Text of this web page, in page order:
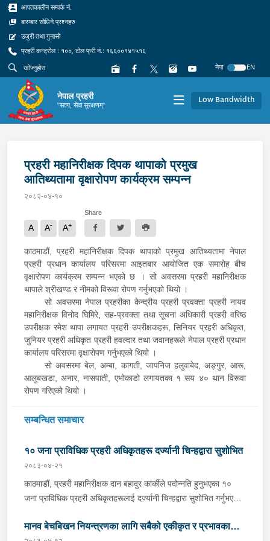
आपतकालीन सम्पर्क नं.
बारम्बार सोधिने प्रश्नहरु
उजुरी तथा गुनासो
प्रहरी कन्ट्रोल : १००, टोल फ्री नं.: १६६००१४१५१६
नेपा
EN
नेपाल प्रहरी
"सत्य, सेवा सुरक्षणम्" Low Bandwidth
प्रहरी महानिरीक्षक दिपक थापाको प्रमुख
आतिथ्यतामा वृक्षारोपण कार्यक्रम सम्पन्न
२०८२-०४-१०
A A- A+
Share
काठमाडौं, प्रहरी महानिरीक्षक दिपक थापाको प्रमुख आतिथ्यतामा नेपाल
प्रहरी प्रधान कार्यालय परिसरमा आइतबार आयोजित एक समारोह बीच
वृक्षारोपण कार्यक्रम सम्पन्न भएको छ । सो अवसरमा प्रहरी महानिरीक्षक
थापाले श्रीखण्ड र नीमको विरूवा रोपण गर्नुभएको थियो ।
सो अवसरमा नेपाल प्रहरीका केन्द्रीय प्रहरी प्रवक्ता प्रहरी नायव
महानिरीक्षक विनोद घिमिरे, सह-प्रवक्ता तथा सूचना अधिकारी प्रहरी वरिष्ठ
उपरीक्षक रमेश थापा लगायत प्रहरी उपरीक्षकहरू, सिनियर प्रहरी अधिकृत,
जुनियर प्रहरी अधिकृत प्रहरी हवल्दार तथा जवानहरूले नेपाल प्रहरी प्रधान
कार्यालय परिसरमा वृक्षारोपण गर्नुभएको थियो ।
सो अवसरमा बेल, अम्बा, कागती, जापनिज हलुवाबेद, अङ्गुर, आरू,
आलुबखडा, अनार, नासपाती, एभोकाडो लगायतका १ सय ४० थान विरूवा
रोपण गरिएको थियो ।
सम्बन्धित समाचार
१० जना प्राविधिक प्रहरी अधिकृतहरू दर्ज्यानी चिन्हद्वारा सुशोभित
२०८३-०४-२१
काठमाडौं, प्रहरी महानिरीक्षक दान बहादुर कार्कीले पदोन्नति हुनुभएका १०
जना प्राविधिक प्रहरी अधिकृतहरूलाई दर्ज्यानी चिन्हद्वारा सुशोभित गर्नुभएको
महानिरीक्षक कार्कीले उहाँहरूलाई दर्ज्यानी चिन्हद्वारा सुशोभन गर्नुभएको हो ।
मानव बेचबिखन नियन्त्रणका लागि सबैको एकीकृत र प्रभावकारी